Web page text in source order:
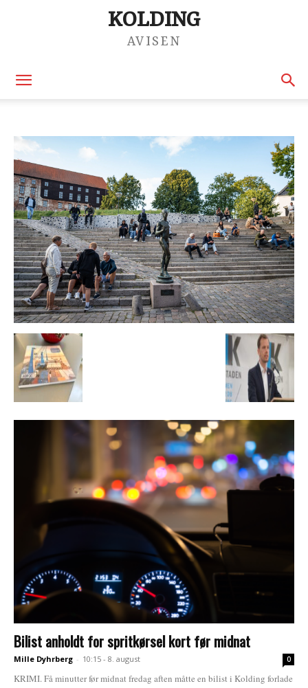
KOLDING
AVISEN
Bilist anholdt for spritkørsel kort før midnat
Mille Dyhrberg - 10:15 - 8. august 0
KRIMI. Få minutter før midnat fredag aften måtte en bilist i Kolding forlade